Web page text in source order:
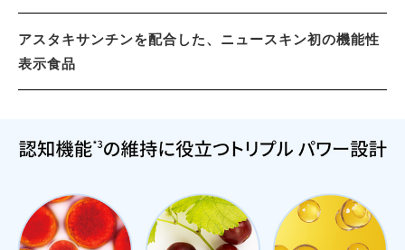
アスタキサンチンを配合した、ニュースキン初の機能性
表示食品